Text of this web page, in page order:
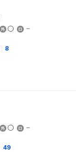
8
49